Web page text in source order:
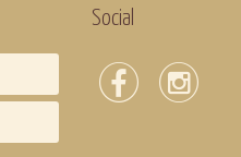
Social